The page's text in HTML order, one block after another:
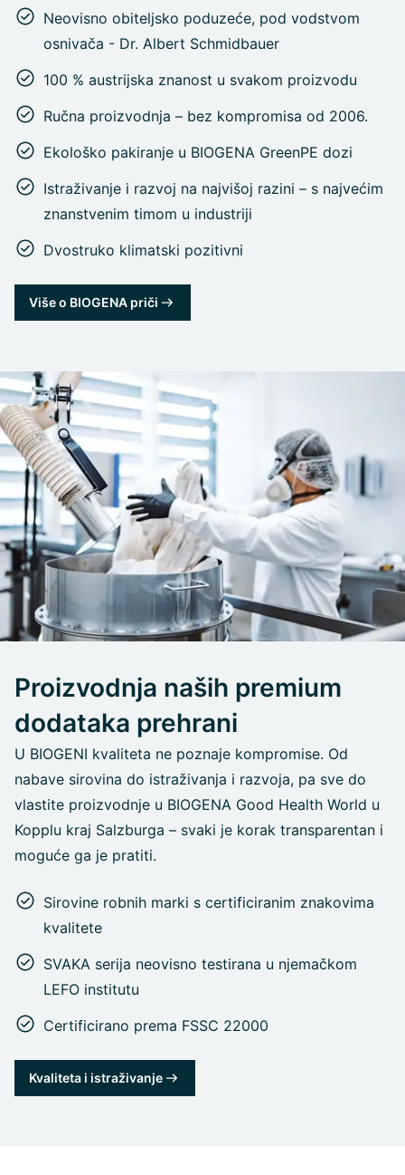
Neovisno obiteljsko poduzeće, pod vodstvom
osnivača - Dr. Albert Schmidbauer
100 % austrijska znanost u svakom proizvodu
Ručna proizvodnja – bez kompromisa od 2006.
Ekološko pakiranje u BIOGENA GreenPE dozi
Istraživanje i razvoj na najvišoj razini – s najvećim
znanstvenim timom u industriji
Dvostruko klimatski pozitivni
Više o BIOGENA priči
Proizvodnja naših premium
dodataka prehrani
U BIOGENI kvaliteta ne poznaje kompromise. Od
nabave sirovina do istraživanja i razvoja, pa sve do
vlastite proizvodnje u BIOGENA Good Health World u
Kopplu kraj Salzburga – svaki je korak transparentan i
moguće ga je pratiti.
Sirovine robnih marki s certificiranim znakovima
kvalitete
SVAKA serija neovisno testirana u njemačkom
LEFO institutu
Certificirano prema FSSC 22000
Kvaliteta i istraživanje